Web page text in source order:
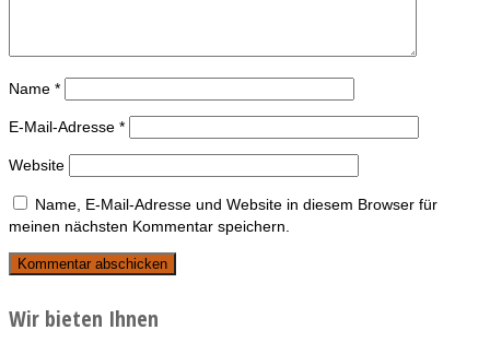
Name *
E-Mail-Adresse *
Website
Name, E-Mail-Adresse und Website in diesem Browser für
meinen nächsten Kommentar speichern.
Wir bieten Ihnen